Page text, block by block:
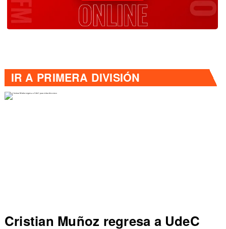
IR A PRIMERA DIVISIÓN
Cristian Muñoz regresa a UdeC